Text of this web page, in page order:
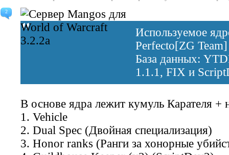
2
Используемое
Perfecto[ZG Team]
База данных:
1.1.1, FIX и
В основе ядра лежит кумуль Карателя +
1. Vehicle
2. Dual Spec (Двойная специализация)
3. Honor ranks (Ранги за хонорные